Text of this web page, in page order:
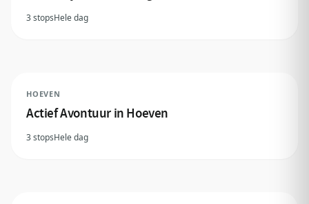
3 stopsHele dag
HOEVEN
Actief Avontuur in Hoeven
3 stopsHele dag